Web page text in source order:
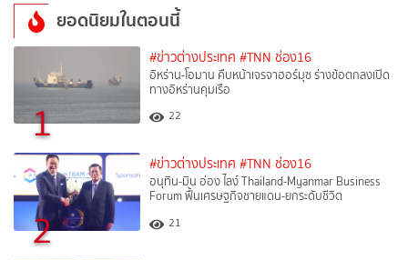
ยอดนิยมในตอนนี้
1
#ข่าวต่างประเทศ #TNN ช่อง16
อิหร่าน-โอมาน คืบหน้าเจรจาฮอร์มุซ ร่างข้อตกลงเปิด
ทางอิหร่านคุมเรือ
22
2
#ข่าวต่างประเทศ #TNN ช่อง16
อนุทิน-มิน อ่อง ไลง์ Thailand-Myanmar Business
Forum ฟื้นเศรษฐกิจชายแดน-ยกระดับชีวิต
21